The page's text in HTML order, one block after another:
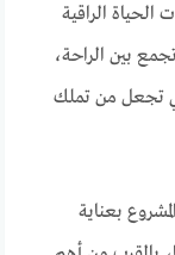
الراقية
بين الراحة،
تجعل من تملك
بعناية